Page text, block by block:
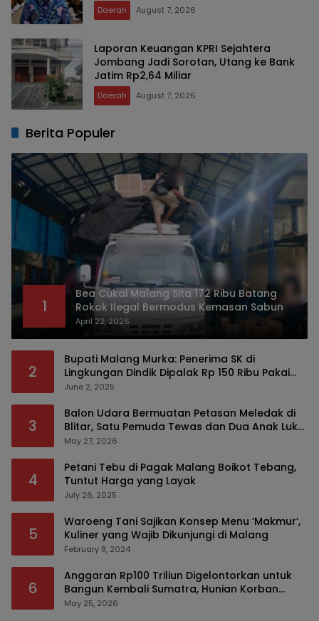
Daerah August 7, 2026
Laporan Keuangan KPRI Sejahtera
Jombang Jadi Sorotan, Utang ke Bank
Jatim Rp2,64 Miliar
Daerah August 7, 2026
Berita Populer
1
Bea Cukai Malang Sita 172 Ribu Batang
Rokok Ilegal Bermodus Kemasan Sabun
April 22, 2026
2
Bupati Malang Murka: Penerima SK di
Lingkungan Dindik Dipalak Rp 150 Ribu Pakai
Modus Tumpengan, KPK Turut Pantau
June 2, 2025
3
Balon Udara Bermuatan Petasan Meledak di
Blitar, Satu Pemuda Tewas dan Dua Anak Luka
Serius
May 27, 2026
4
Petani Tebu di Pagak Malang Boikot Tebang,
Tuntut Harga yang Layak
July 26, 2025
5
Waroeng Tani Sajikan Konsep Menu ‘Makmur’,
Kuliner yang Wajib Dikunjungi di Malang
February 8, 2024
6
Anggaran Rp100 Triliun Digelontorkan untuk
Bangun Kembali Sumatra, Hunian Korban
Bencana Bakal Difokuskan
May 25, 2026